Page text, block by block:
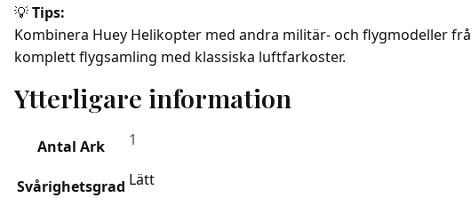
💡Tips:
Kombinera Huey Helikopter med andra militär- och flygmodeller
komplett flygsamling med klassiska luftfarkoster.
Ytterligare information
Antal Ark 1
Svårighetsgrad Lätt